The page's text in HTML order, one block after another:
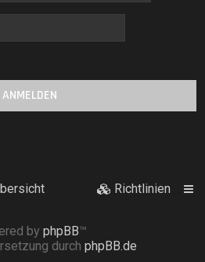
Richtlinien
by phpBB™
durch phpBB.de